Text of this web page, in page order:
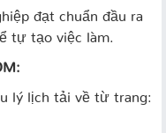
đạt chuẩn đầu ra
tự tạo việc làm.
lý lịch tải về từ trang: